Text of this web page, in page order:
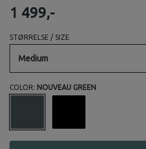
1 499,-
STØRRELSE / SIZE
Medium
COLOR: NOUVEAU GREEN